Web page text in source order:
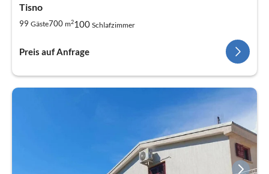
Tisno
99 Gäste700 m2100 Schlafzimmer
Preis auf Anfrage